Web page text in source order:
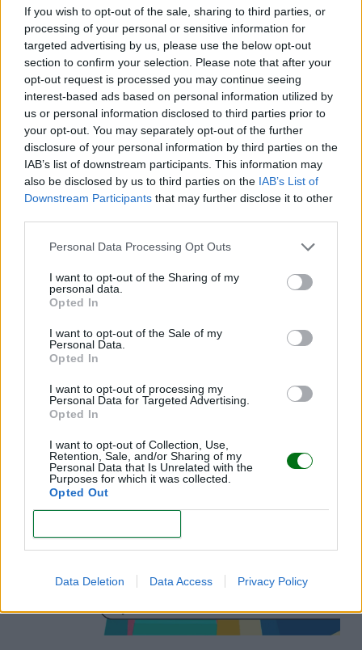
If you wish to opt-out of the sale, sharing to third parties, or
processing of your personal or sensitive information for
targeted advertising by us, please use the below opt-out
section to confirm your selection. Please note that after your
opt-out request is processed you may continue seeing
interest-based ads based on personal information utilized by
us or personal information disclosed to third parties prior to
your opt-out. You may separately opt-out of the further
disclosure of your personal information by third parties on the
IAB’s list of downstream participants. This information may
also be disclosed by us to third parties on the IAB’s List of
Downstream Participants that may further disclose it to other
Personal Data Processing Opt Outs
I want to opt-out of the Sharing of my
personal data.
Opted In
I want to opt-out of the Sale of my
Personal Data.
Opted In
I want to opt-out of processing my
Personal Data for Targeted Advertising.
Opted In
I want to opt-out of Collection, Use,
Retention, Sale, and/or Sharing of my
Personal Data that Is Unrelated with the
Purposes for which it was collected.
Opted Out
Data Deletion Data Access Privacy Policy
también te ayudarán a confirmar que todo va bien.
Recuerda que cada semana es única. Si tienes dudas,
habla con tu ginecólogo de confianza. Estás haciendo
un gran trabajo.
Dibus del Embarazo: Semana 10 del
embarazo en dibujos animados
Haz clic en la imagen y descubre el DIBU de la
semana 10 de embarazo: una forma visual, educativa
y entrañable de ver cómo evoluciona tu bebé en esta
etapa tan especial. ¡No te lo pierdas!